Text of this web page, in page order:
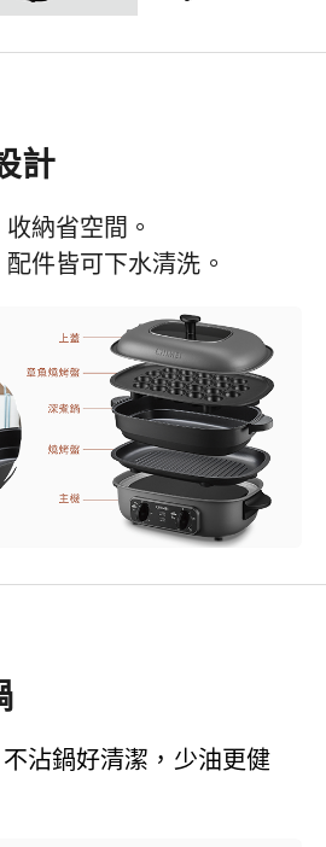
計
納省空間。
件皆可下水清洗。
不沾鍋好清潔，少油更健